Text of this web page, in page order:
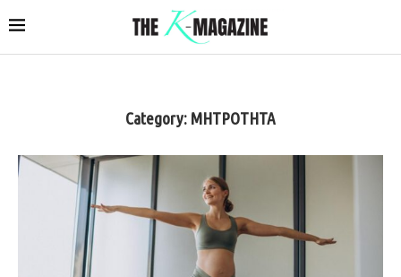
Category: ΜΗΤΡΟΤΗΤΑ